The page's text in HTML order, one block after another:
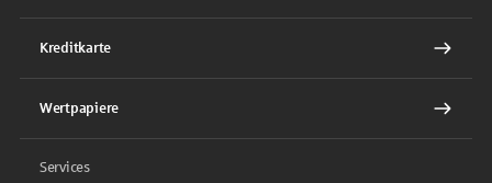
Kreditkarte
Wertpapiere
Services